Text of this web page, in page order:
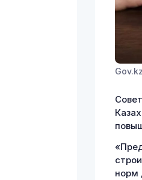
Gov.kz
норм